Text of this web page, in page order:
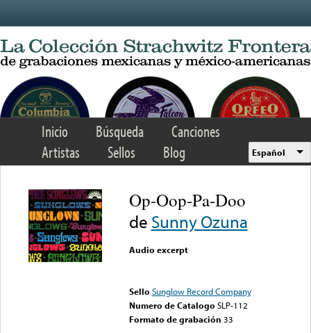
Inicio Búsqueda
Canciones
Artistas
Sellos Blog Español
Op-Oop-Pa-Doo
de Sunny Ozuna
Audio excerpt
Sello Sunglow Record Company
Numero de Catalogo SLP-112
Formato de grabación 33